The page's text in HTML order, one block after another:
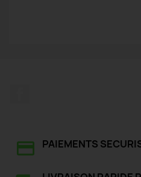
PAIEMENTS